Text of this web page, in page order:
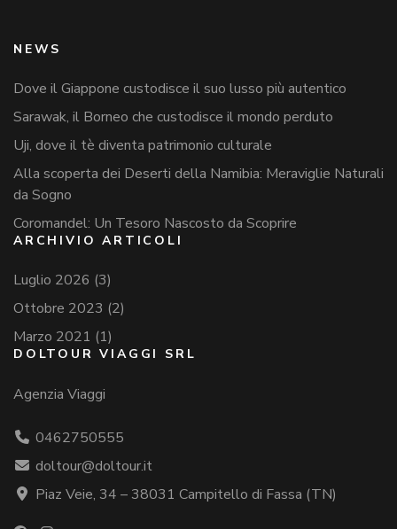
NEWS
Dove il Giappone custodisce il suo lusso più autentico
Sarawak, il Borneo che custodisce il mondo perduto
Uji, dove il tè diventa patrimonio culturale
Alla scoperta dei Deserti della Namibia: Meraviglie Naturali
da Sogno
Coromandel: Un Tesoro Nascosto da Scoprire
ARCHIVIO ARTICOLI
Luglio 2026 (3)
Ottobre 2023 (2)
Marzo 2021 (1)
DOLTOUR VIAGGI SRL
Agenzia Viaggi
0462750555
doltour@doltour.it
Piaz Veie, 34 – 38031 Campitello di Fassa (TN)